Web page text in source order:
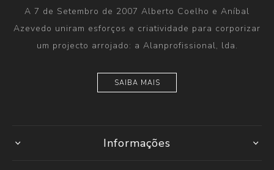
A 7 de Setembro de 2007 Alberto Coelho e Aníbal
Azevedo uniram esforços e criatividade para corporizar
um projecto arrojado: a Alanprofissional, lda.
SAIBA MAIS
Informações